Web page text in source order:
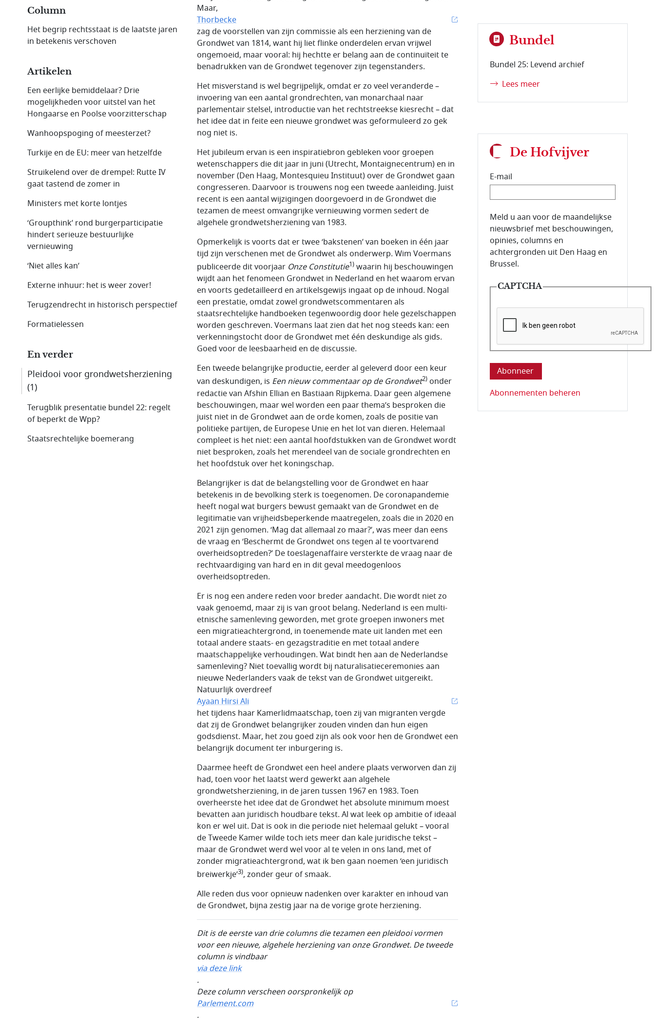
Maar,
Thorbecke
zag de voorstellen van zijn commissie als een herziening van de
Grondwet van 1814, want hij liet flinke onderdelen ervan vrijwel
ongemoeid, maar vooral: hij hechtte er belang aan de continuïteit te
benadrukken van de Grondwet tegenover zijn tegenstanders.
Het misverstand is wel begrijpelijk, omdat er zo veel veranderde –
invoering van een aantal grondrechten, van monarchaal naar
parlementair stelsel, introductie van het rechtstreekse kiesrecht – dat
het idee dat in feite een nieuwe grondwet was geformuleerd zo gek
nog niet is.
Het jubileum ervan is een inspiratiebron gebleken voor groepen
wetenschappers die dit jaar in juni (Utrecht, Montaignecentrum) en in
november (Den Haag, Montesquieu Instituut) over de Grondwet gaan
congresseren. Daarvoor is trouwens nog een tweede aanleiding. Juist
recent is een aantal wijzigingen doorgevoerd in de Grondwet die
tezamen de meest omvangrijke vernieuwing vormen sedert de
algehele grondwetsherziening van 1983.
Opmerkelijk is voorts dat er twee ‘bakstenen’ van boeken in één jaar
tijd zijn verschenen met de Grondwet als onderwerp. Wim Voermans
publiceerde dit voorjaar Onze Constitutie1) waarin hij beschouwingen
wijdt aan het fenomeen Grondwet in Nederland en het waarom ervan
en voorts gedetailleerd en artikelsgewijs ingaat op de inhoud. Nogal
een prestatie, omdat zowel grondwetscommentaren als
staatsrechtelijke handboeken tegenwoordig door hele gezelschappen
worden geschreven. Voermans laat zien dat het nog steeds kan: een
verkenningstocht door de Grondwet met één deskundige als gids.
Goed voor de leesbaarheid en de discussie.
Een tweede belangrijke productie, eerder al geleverd door een keur
van deskundigen, is Een nieuw commentaar op de Grondwet2) onder
redactie van Afshin Ellian en Bastiaan Rijpkema. Daar geen algemene
beschouwingen, maar wel worden een paar thema’s besproken die
juist niet in de Grondwet aan de orde komen, zoals de positie van
politieke partijen, de Europese Unie en het lot van dieren. Helemaal
compleet is het niet: een aantal hoofdstukken van de Grondwet wordt
niet besproken, zoals het merendeel van de sociale grondrechten en
het hoofdstuk over het koningschap.
Belangrijker is dat de belangstelling voor de Grondwet en haar
betekenis in de bevolking sterk is toegenomen. De coronapandemie
heeft nogal wat burgers bewust gemaakt van de Grondwet en de
legitimatie van vrijheidsbeperkende maatregelen, zoals die in 2020 en
2021 zijn genomen. ‘Mag dat allemaal zo maar?’, was meer dan eens
de vraag en ‘Beschermt de Grondwet ons tegen al te voortvarend
overheidsoptreden?’ De toeslagenaffaire versterkte de vraag naar de
rechtvaardiging van hard en in dit geval meedogenloos
overheidsoptreden.
Er is nog een andere reden voor breder aandacht. Die wordt niet zo
vaak genoemd, maar zij is van groot belang. Nederland is een multi-
etnische samenleving geworden, met grote groepen inwoners met
een migratieachtergrond, in toenemende mate uit landen met een
totaal andere staats- en gezagstraditie en met totaal andere
maatschappelijke verhoudingen. Wat bindt hen aan de Nederlandse
samenleving? Niet toevallig wordt bij naturalisatieceremonies aan
nieuwe Nederlanders vaak de tekst van de Grondwet uitgereikt.
Natuurlijk overdreef
Ayaan Hirsi Ali
het tijdens haar Kamerlidmaatschap, toen zij van migranten vergde
dat zij de Grondwet belangrijker zouden vinden dan hun eigen
godsdienst. Maar, het zou goed zijn als ook voor hen de Grondwet een
belangrijk document ter inburgering is.
Daarmee heeft de Grondwet een heel andere plaats verworven dan zij
had, toen voor het laatst werd gewerkt aan algehele
grondwetsherziening, in de jaren tussen 1967 en 1983. Toen
overheerste het idee dat de Grondwet het absolute minimum moest
bevatten aan juridisch houdbare tekst. Al wat leek op ambitie of ideaal
kon er wel uit. Dat is ook in die periode niet helemaal gelukt – vooral
de Tweede Kamer wilde toch iets meer dan kale juridische tekst –
maar de Grondwet werd wel voor al te velen in ons land, met of
zonder migratieachtergrond, wat ik ben gaan noemen ‘een juridisch
breiwerkje’3), zonder geur of smaak.
Alle reden dus voor opnieuw nadenken over karakter en inhoud van
de Grondwet, bijna zestig jaar na de vorige grote herziening.
Dit is de eerste van drie columns die tezamen een pleidooi vormen
voor een nieuwe, algehele herziening van onze Grondwet. De tweede
column is vindbaar
via deze link
.
Deze column verscheen oorspronkelijk op
Parlement.com
.
Column
Het begrip rechtsstaat is de laatste jaren
in betekenis verschoven
Artikelen
Een eerlijke bemiddelaar? Drie
mogelijkheden voor uitstel van het
Hongaarse en Poolse voorzitterschap
Wanhoopspoging of meesterzet?
Turkije en de EU: meer van hetzelfde
Struikelend over de drempel: Rutte IV
gaat tastend de zomer in
Ministers met korte lontjes
‘Groupthink’ rond burgerparticipatie
hindert serieuze bestuurlijke
vernieuwing
‘Niet alles kan’
Externe inhuur: het is weer zover!
Terugzendrecht in historisch perspectief
Formatielessen
En verder
Pleidooi voor grondwetsherziening
(1)
Terugblik presentatie bundel 22: regelt
of beperkt de Wpp?
Staatsrechtelijke boemerang
Bundel
Bundel 25: Levend archief
Lees meer
De Hofvijver
E-mail
E-mailadres van de abonnee.
Meld u aan voor de maandelijkse
nieuwsbrief met beschouwingen,
opinies, columns en
achtergronden uit Den Haag en
Brussel.
CAPTCHA
Deze vraag is om te controleren dat u
Abonnementen beheren